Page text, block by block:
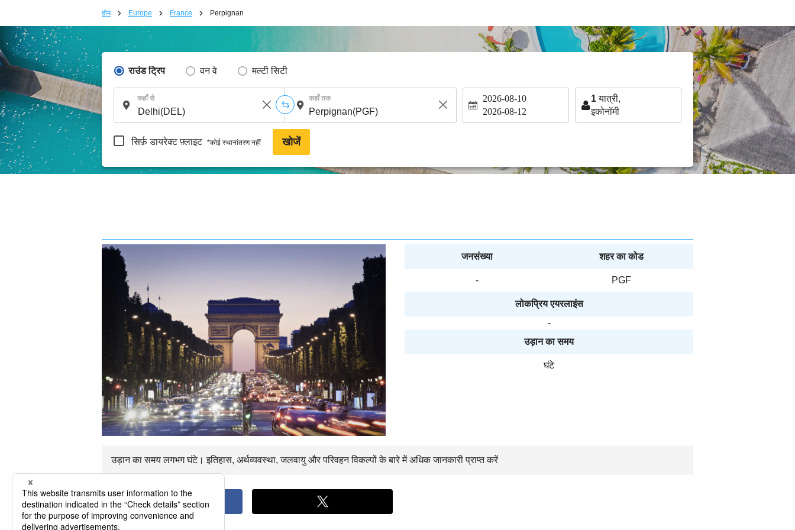
होम Europe France Perpignan
राउंड ट्रिप वन वे मल्टी सिटी
कहाँ से कहाँ तक 2026-08-10
2026-08-12
1यात्री,
इकोनॉमी
सिर्फ़ डायरेक्ट फ़्लाइट *कोई स्थानांतरण नहीं खोजें
जनसंख्या शहर का कोड
- PGF
लोकप्रिय एयरलाइंस
-
उड़ान का समय
घंटे
उड़ान का समयलगभगघंटे। इतिहास, अर्थव्यवस्था, जलवायु और परिवहन विकल्पों के बारे में अधिक जानकारी प्राप्त करें